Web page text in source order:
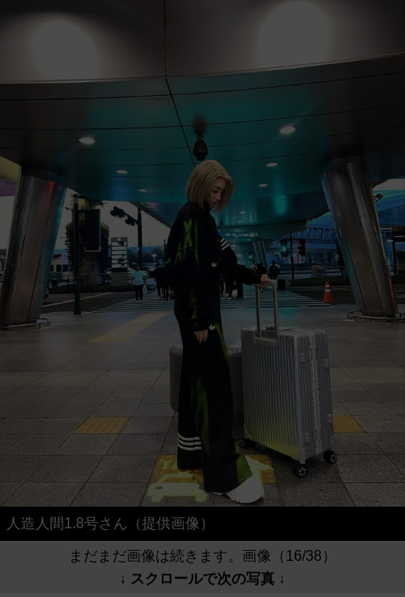
人造人間1.8号さん（提供画像）
まだまだ画像は続きます。画像（16/38）
↓ スクロールで次の写真 ↓